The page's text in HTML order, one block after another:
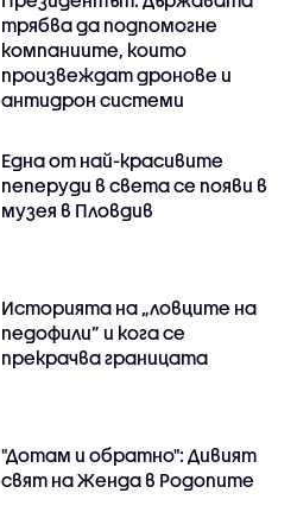
трябва да подпомогне
компаниите, които
произвеждат дронове и
антидрон системи
Една от най-красивите
пеперуди в света се появи в
музея в Пловдив
Историята на „ловците на
педофили” и кога се
прекрачва границата
"Дотам и обратно": Дивият
свят на Женда в Родопите